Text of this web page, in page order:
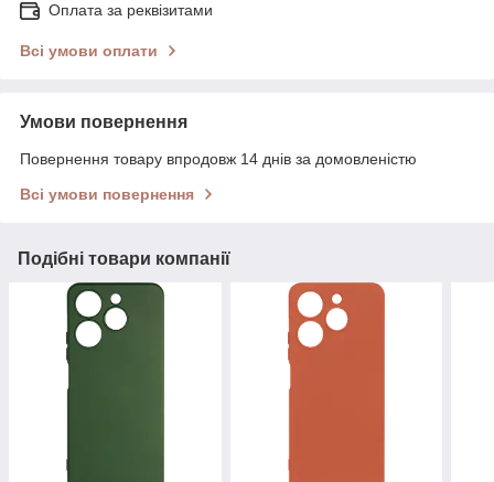
Оплата за реквізитами
Всі умови оплати
Умови повернення
Повернення товару впродовж 14 днів за домовленістю
Всі умови повернення
Подібні товари компанії